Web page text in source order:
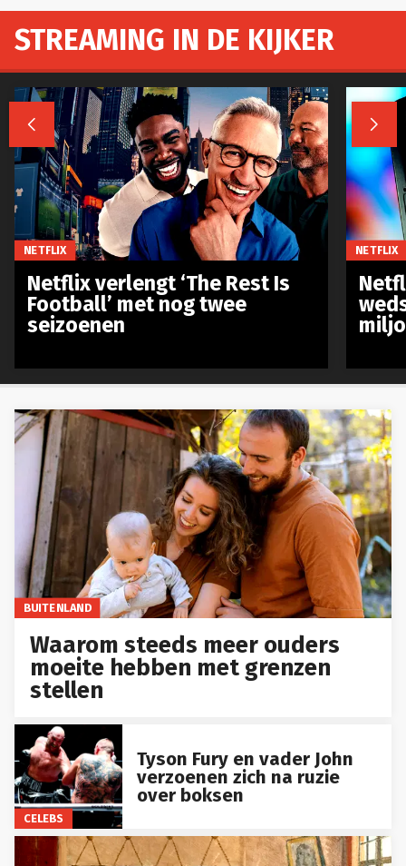
BUITENLAND
Waarom steeds meer ouders
moeite hebben met grenzen
stellen
CELEBS
Tyson Fury en vader John
verzoenen zich na ruzie
over boksen
STREAMING IN DE KIJKER
 
NETFLIX
Netflix verlengt ‘The Rest Is
Football’ met nog twee
seizoenen
NETFLIX